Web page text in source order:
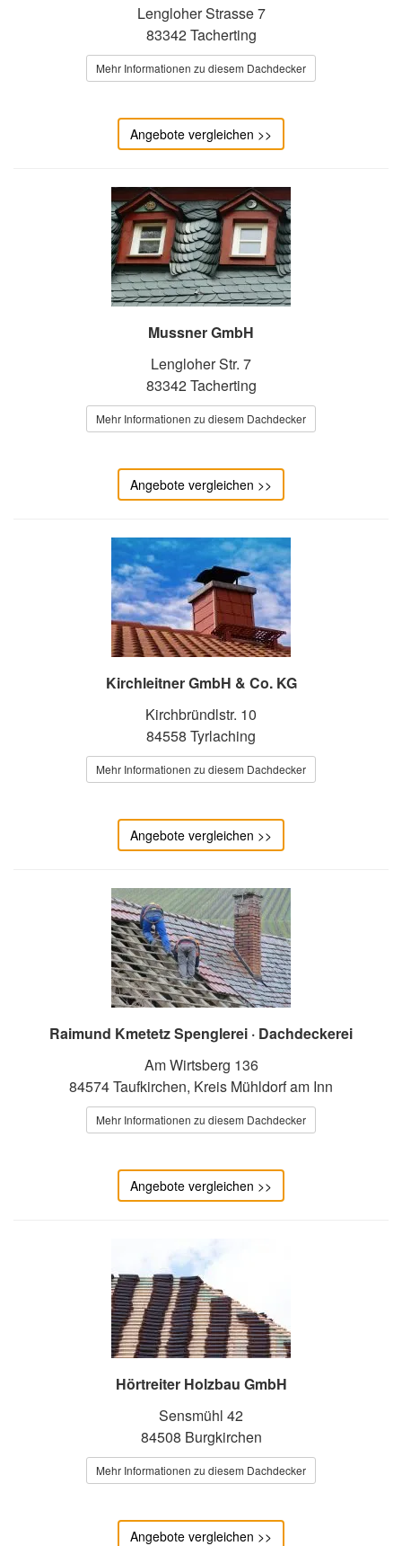
Lengloher Strasse 7
83342 Tacherting
Mehr Informationen zu diesem Dachdecker
Angebote vergleichen >>
Mussner GmbH
Lengloher Str. 7
83342 Tacherting
Mehr Informationen zu diesem Dachdecker
Angebote vergleichen >>
Kirchleitner GmbH & Co. KG
Kirchbründlstr. 10
84558 Tyrlaching
Mehr Informationen zu diesem Dachdecker
Angebote vergleichen >>
Raimund Kmetetz Spenglerei · Dachdeckerei
Am Wirtsberg 136
84574 Taufkirchen, Kreis Mühldorf am Inn
Mehr Informationen zu diesem Dachdecker
Angebote vergleichen >>
Hörtreiter Holzbau GmbH
Sensmühl 42
84508 Burgkirchen
Mehr Informationen zu diesem Dachdecker
Angebote vergleichen >>